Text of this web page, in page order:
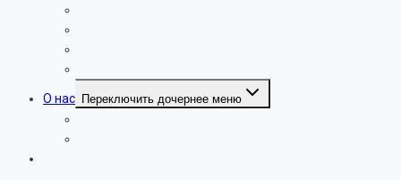
О нас Переключить дочернее меню